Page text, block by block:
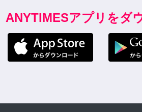
ANYTIMESアプリをダ